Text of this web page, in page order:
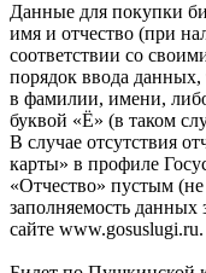
Данные для покупки
имя и отчество (при
соответствии со
порядок ввода
в фамилии, имени,
буквой «Ё» (в таком
В случае отсутствия
карты» в профиле
«Отчество» пустым (не
заполняемость данных
сайте www.gosuslugi.ru.